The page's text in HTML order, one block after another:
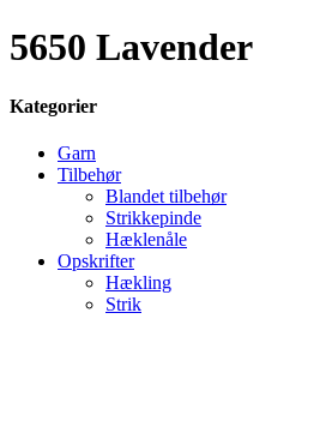
5650 Lavender
Kategorier
Garn
Tilbehør
Blandet tilbehør
Strikkepinde
Hæklenåle
Opskrifter
Hækling
Strik